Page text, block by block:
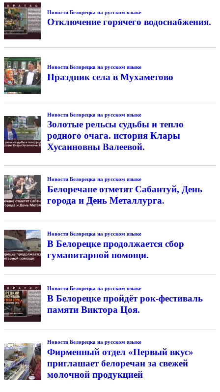
Новости Белорецка на русском языке
Отключение горячего водоснабжения.
Новости Белорецка на русском языке
Праздник села в Мухаметово
Новости Белорецка на русском языке
Золотые рельсы судьбы и тепло
родного очага. история Клары
Хусаиновны Валеевой.
Новости Белорецка на русском языке
Белоречане отметят Сабантуй, День
города и День Металлурга.
Новости Белорецка на русском языке
В Белорецке продолжается сбор
гуманитарной помощи.
Новости Белорецка на русском языке
В Белорецке пройдёт рок-фестиваль
памяти Виктора Цоя.
Новости Белорецка на русском языке
Фирменный отдел «Первый вкус»
приглашает белоречан за свежей
молочной продукцией